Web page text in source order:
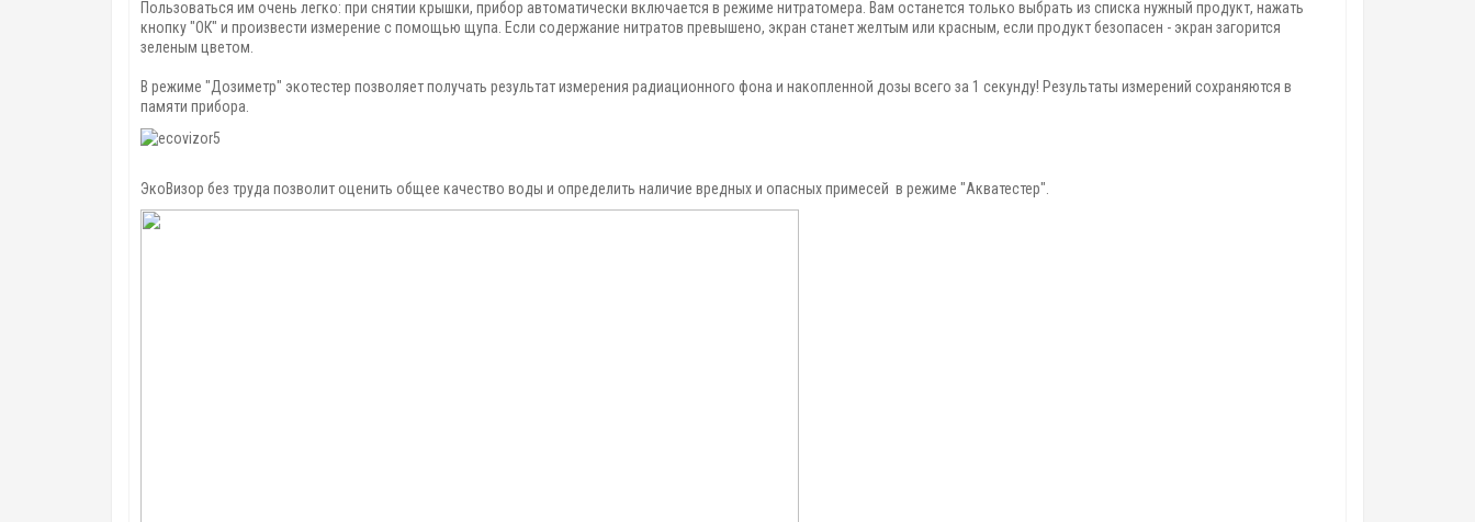
Пользоваться им очень легко: при снятии крышки, прибор автоматически включается в режиме нитратомера. Вам останется только выбрать из списка нужный продукт, нажать
кнопку "ОК" и произвести измерение с помощью щупа. Если содержание нитратов превышено, экран станет желтым или красным, если продукт безопасен - экран загорится
зеленым цветом.
В режиме "Дозиметр" экотестер позволяет получать результат измерения радиационного фона и накопленной дозы всего за 1 секунду! Результаты измерений сохраняются в
памяти прибора.
ЭкоВизор без труда позволит оценить общее качество воды и определить наличие вредных и опасных примесей в режиме "Акватестер".